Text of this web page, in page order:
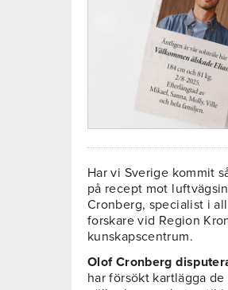
Har vi Sverige kommit
på recept mot
Cronberg, specialist i
forskare vid Region
kunskapscentrum.
Olof Cronberg
har försökt kartlägga